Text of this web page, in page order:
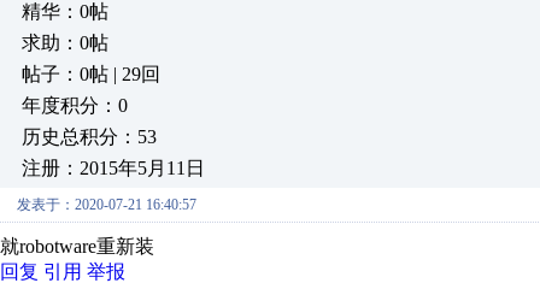
精华：0帖
求助：0帖
帖子：0帖 | 29回
年度积分：0
历史总积分：53
注册：2015年5月11日
发表于：2020-07-21 16:40:57
就robotware重新装
回复 引用 举报